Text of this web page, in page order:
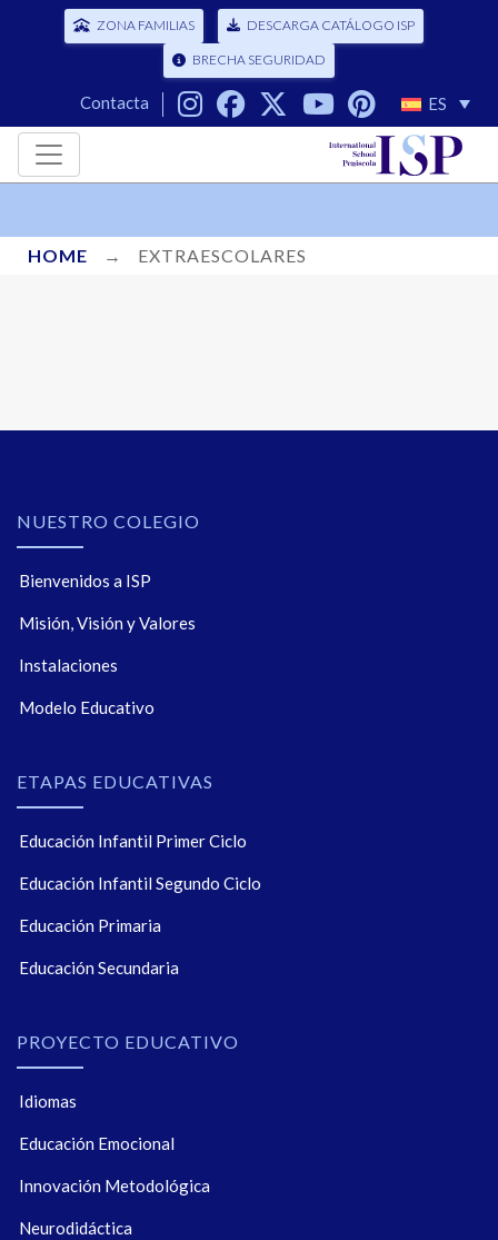
ZONA FAMILIAS DESCARGA CATÁLOGO ISP
BRECHA SEGURIDAD
Contacta ES
HOME → EXTRAESCOLARES
NUESTRO COLEGIO
Bienvenidos a ISP
Misión, Visión y Valores
Instalaciones
Modelo Educativo
ETAPAS EDUCATIVAS
Educación Infantil Primer Ciclo
Educación Infantil Segundo Ciclo
Educación Primaria
Educación Secundaria
PROYECTO EDUCATIVO
Idiomas
Educación Emocional
Innovación Metodológica
Neurodidáctica